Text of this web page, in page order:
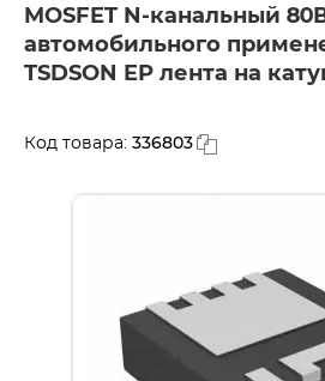
MOSFET N-канальный
автомобильного
TSDSON EP лента на
Код товара: 336803